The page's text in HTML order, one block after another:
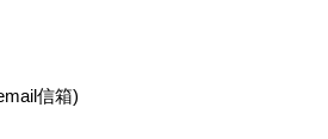
信箱)